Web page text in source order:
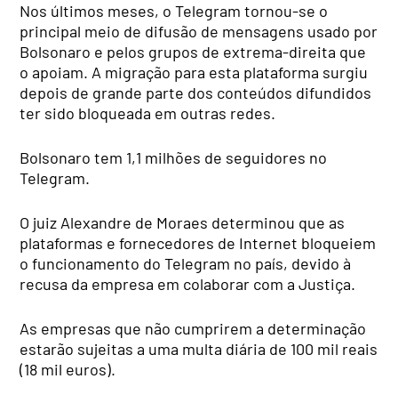
Nos últimos meses, o Telegram tornou-se o
principal meio de difusão de mensagens usado por
Bolsonaro e pelos grupos de extrema-direita que
o apoiam. A migração para esta plataforma surgiu
depois de grande parte dos conteúdos difundidos
ter sido bloqueada em outras redes.
Bolsonaro tem 1,1 milhões de seguidores no
Telegram.
O juiz Alexandre de Moraes determinou que as
plataformas e fornecedores de Internet bloqueiem
o funcionamento do Telegram no país, devido à
recusa da empresa em colaborar com a Justiça.
As empresas que não cumprirem a determinação
estarão sujeitas a uma multa diária de 100 mil reais
(18 mil euros).